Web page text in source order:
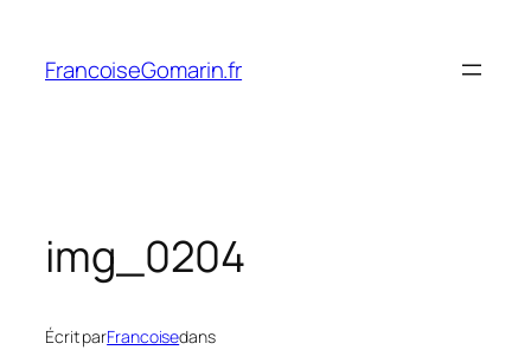
contenu
FrancoiseGomarin.fr
img_0204
Écrit parFrancoisedans